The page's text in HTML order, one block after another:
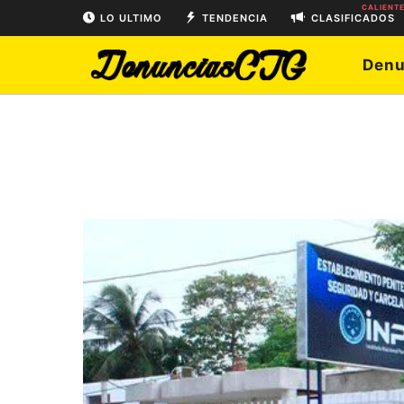
LO ULTIMO TENDENCIA CLASIFICADOS
CALIENTE